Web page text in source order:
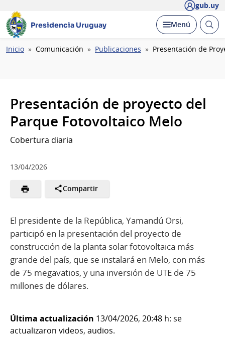
gub.uy
Presidencia Uruguay Desplegar
Menú Abrir
Ruta
Inicio Comunicación Publicaciones Presentación de
Presentación de proyecto del
Parque Fotovoltaico Melo
Cobertura diaria
13/04/2026
Compartir
El presidente de la República, Yamandú Orsi,
participó en la presentación del proyecto de
construcción de la planta solar fotovoltaica más
grande del país, que se instalará en Melo, con más
de 75 megavatios, y una inversión de UTE de 75
millones de dólares.
Última actualización 13/04/2026, 20:48 h: se
actualizaron videos, audios.